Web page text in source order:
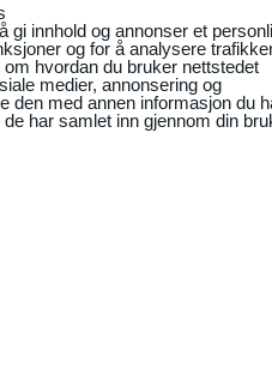
gi innhold og annonser et
og for å analysere
hvordan du bruker nettstedet
medier, annonsering og
den med annen informasjon du
har samlet inn gjennom din